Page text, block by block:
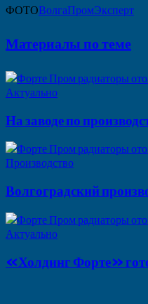
ФОТОВолгаПромЭксперт
Материалы по теме
Актуально
На заводе по
Производство
Волгоградский
Актуально
«Холдинг Форте»